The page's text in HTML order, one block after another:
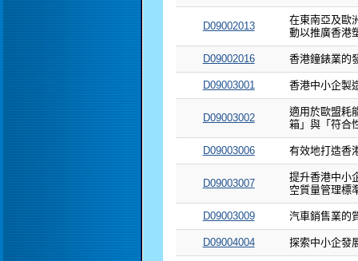
D09002013
在東南亞及歐
動以推廣香港
D09002016 香港鐘錶業的
D09003001 香港中小企製
D09003002
適用於歐盟耗
箱」與「符合
D09003006 有效地打造香
D09003007
提升香港中小
空質量管理標
D09003009 汽車銷售業的
D09004004 探索中小企發